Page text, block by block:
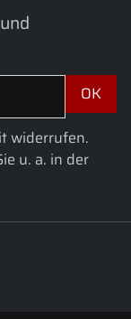
widerrufen.
u. a. in der